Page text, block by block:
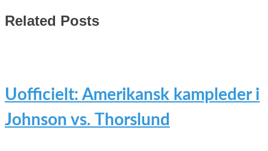
Related Posts
Uofficielt: Amerikansk kampleder i
Johnson vs. Thorslund